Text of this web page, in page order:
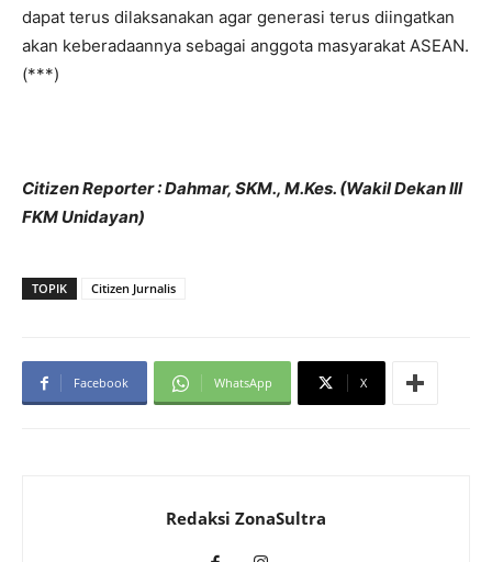
dapat terus dilaksanakan agar generasi terus diingatkan
akan keberadaannya sebagai anggota masyarakat ASEAN.
(***)
Citizen Reporter : Dahmar, SKM., M.Kes. (Wakil Dekan III
FKM Unidayan)
TOPIK Citizen Jurnalis
Facebook WhatsApp X
Redaksi ZonaSultra